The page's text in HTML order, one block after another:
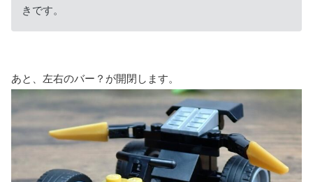
きです。
あと、左右のバー？が開閉します。